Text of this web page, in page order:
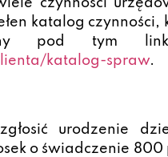
czynności
katalog czynności,
pod tym
katalog-spraw.
urodzenie
o świadczenie 800